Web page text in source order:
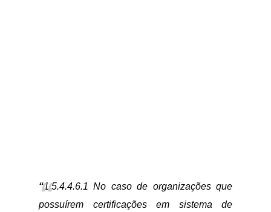
“1.5.4.4.6.1 No caso de organizações que
possuírem certificações em sistema de